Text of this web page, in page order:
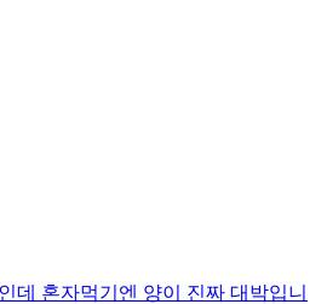
데 혼자먹기엔 양이 진짜 대박입니